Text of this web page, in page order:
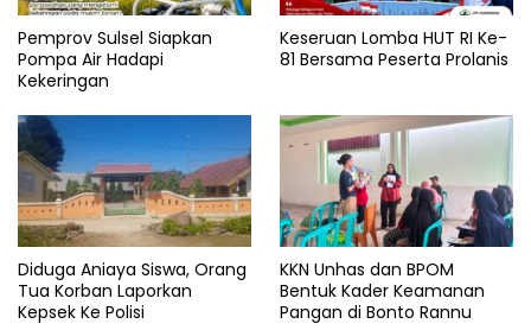
Pemprov Sulsel Siapkan
Pompa Air Hadapi
Kekeringan
Keseruan Lomba HUT RI Ke-
81 Bersama Peserta Prolanis
Diduga Aniaya Siswa, Orang
Tua Korban Laporkan
Kepsek Ke Polisi
KKN Unhas dan BPOM
Bentuk Kader Keamanan
Pangan di Bonto Rannu